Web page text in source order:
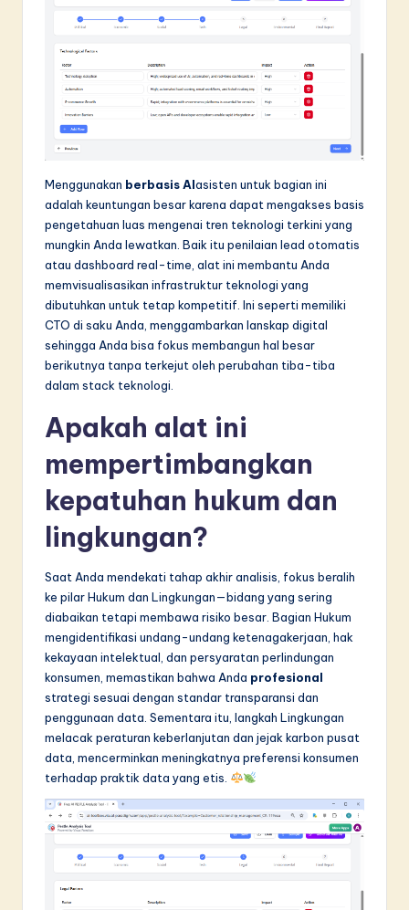
Menggunakan berbasis AIasisten untuk bagian ini
adalah keuntungan besar karena dapat mengakses basis
pengetahuan luas mengenai tren teknologi terkini yang
mungkin Anda lewatkan. Baik itu penilaian lead otomatis
atau dashboard real-time, alat ini membantu Anda
memvisualisasikan infrastruktur teknologi yang
dibutuhkan untuk tetap kompetitif. Ini seperti memiliki
CTO di saku Anda, menggambarkan lanskap digital
sehingga Anda bisa fokus membangun hal besar
berikutnya tanpa terkejut oleh perubahan tiba-tiba
dalam stack teknologi.
Apakah alat ini
mempertimbangkan
kepatuhan hukum dan
lingkungan?
Saat Anda mendekati tahap akhir analisis, fokus beralih
ke pilar Hukum dan Lingkungan—bidang yang sering
diabaikan tetapi membawa risiko besar. Bagian Hukum
mengidentifikasi undang-undang ketenagakerjaan, hak
kekayaan intelektual, dan persyaratan perlindungan
konsumen, memastikan bahwa Anda profesional
strategi sesuai dengan standar transparansi dan
penggunaan data. Sementara itu, langkah Lingkungan
melacak peraturan keberlanjutan dan jejak karbon pusat
data, mencerminkan meningkatnya preferensi konsumen
terhadap praktik data yang etis.